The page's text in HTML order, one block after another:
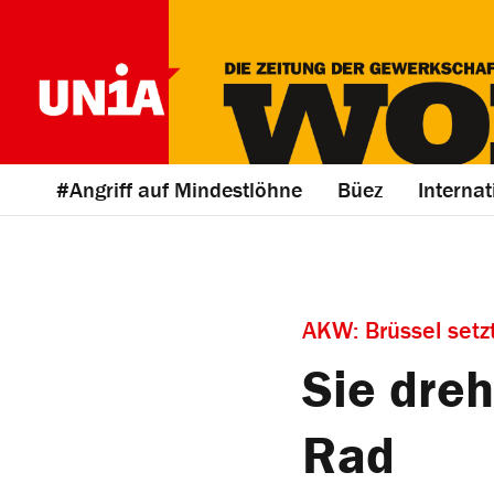
#Angriff auf Mindestlöhne Büez
AKW: Brüssel
Sie
Rad